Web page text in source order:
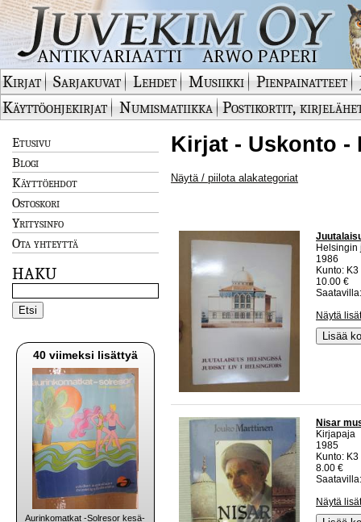
Kirjat Sarjakuvat Lehdet Musiikki Pienpainatteet
Käyttöohjekirjat
Numismatiikka Postikortit,
Etusivu
Blogi
Käyttöehdot
Ostoskori
Yritysinfo
Ota yhteyttä
HAKU
40 viimeksi lisättyä
Aurinkomatkat -Solresor kesä-
Kirjat - Uskonto -
Näytä / piilota alakategoriat
Helsingin
1986
Kunto:
10.00 €
Näytä
Lisää
Nisar
Kirjapaja
1985
Kunto:
8.00 €
Näytä